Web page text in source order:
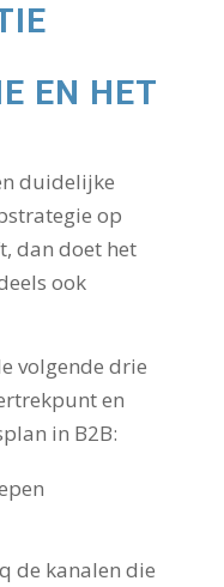
EN HET
duidelijke
op
dan doet het
ook
volgende drie
en
in B2B:
de kanalen die